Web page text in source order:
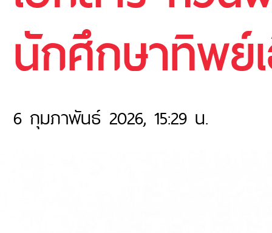
นักศึกษาทิพย์
6 กุมภาพันธ์ 2026, 15:29 น.